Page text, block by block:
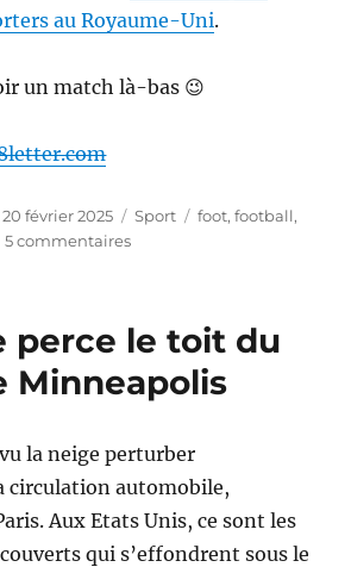
au Royaume-Uni.
un match là-bas 😉
Publié
le
20 février 2025 Catégories
Sport Étiquettes
foot,football,
5 commentairessur
Old
Stade
Manchester
United
perce le toit du
Minneapolis
la neige perturber
circulation automobile,
Aux Etats Unis, ce sont les
qui s’effondrent sous le